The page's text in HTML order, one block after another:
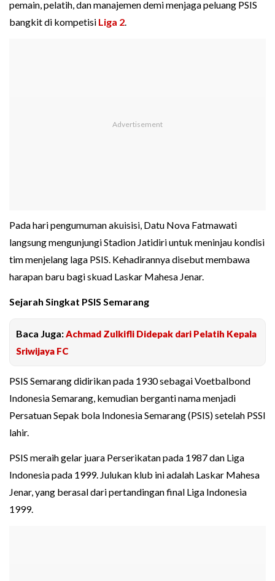
pemain, pelatih, dan manajemen demi menjaga peluang PSIS
bangkit di kompetisi Liga 2.
Pada hari pengumuman akuisisi, Datu Nova Fatmawati
langsung mengunjungi Stadion Jatidiri untuk meninjau kondisi
tim menjelang laga PSIS. Kehadirannya disebut membawa
harapan baru bagi skuad Laskar Mahesa Jenar.
Sejarah Singkat PSIS Semarang
Baca Juga:Achmad Zulkifli Didepak dari Pelatih Kepala
Sriwijaya FC
PSIS Semarang didirikan pada 1930 sebagai Voetbalbond
Indonesia Semarang, kemudian berganti nama menjadi
Persatuan Sepak bola Indonesia Semarang (PSIS) setelah PSSI
lahir.
PSIS meraih gelar juara Perserikatan pada 1987 dan Liga
Indonesia pada 1999. Julukan klub ini adalah Laskar Mahesa
Jenar, yang berasal dari pertandingan final Liga Indonesia
1999.